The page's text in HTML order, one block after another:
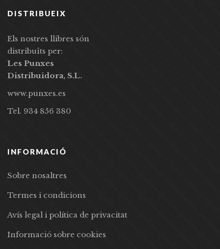
DISTRIBUEIX
Els nostres llibres són
distribuïts per:
Les Punxes
Distribuidora, S.L.
www.punxes.es
Tel. 934 856 380
INFORMACIÓ
Sobre nosaltres
Termes i condicions
Avís legal i política de privacitat
Informació sobre cookies